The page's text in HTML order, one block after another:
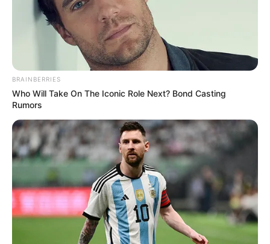
BRAINBERRIES
Who Will Take On The Iconic Role Next? Bond Casting
Rumors